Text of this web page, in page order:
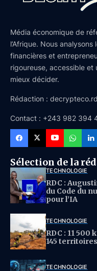
Média économique de
l’Afrique. Nous
financières et
rigoureuse, accessible et
mieux décider.
Rédaction :
Contact : +243 982 394
Sélection de la
TECHNOLOGIE
RDC :
du Code du
pour l’IA
TECHNOLOGIE
RDC : 11
145 territoires
TECHNOLOGIE